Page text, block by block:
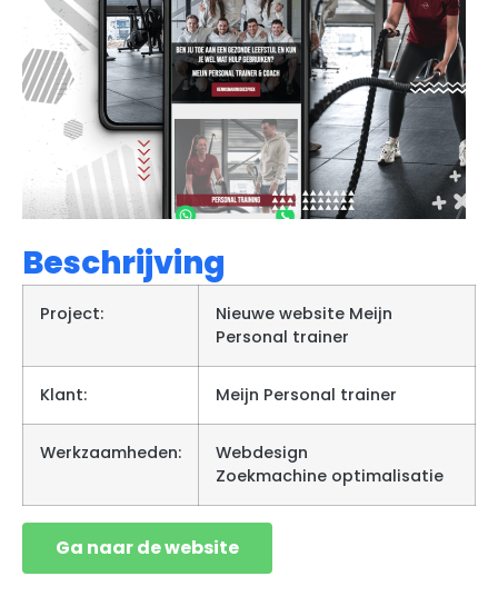
Beschrijving
Project:
Nieuwe website Meijn
Personal trainer
Klant: Meijn Personal trainer
Werkzaamheden:
Webdesign
Zoekmachine optimalisatie
Ga naar de website